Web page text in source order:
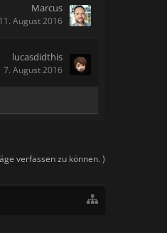
Marcus
11. August 2016
lucasdidthis
7. August 2016
verfassen zu können. )